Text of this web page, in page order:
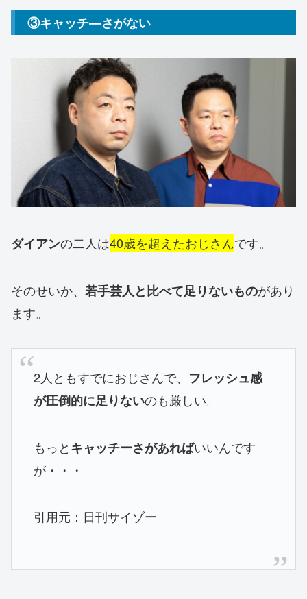
③キャッチ―さがない
ダイアンの二人は40歳を超えたおじさんです。
そのせいか、 若手芸人と比べて足りないものがあり
ます。
2人ともすでにおじさんで、 フレッシュ感
が圧倒的に足りないのも厳しい。
もっとキャッチーさがあればいいんです
が・・・
引用元：日刊サイゾー